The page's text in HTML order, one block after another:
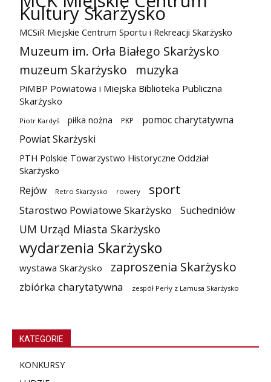
Kultury Skarżysko
MCSiR Miejskie Centrum Sportu i Rekreacji Skarżysko
Muzeum im. Orła Białego Skarżysko
muzeum Skarżysko
muzyka
PiMBP Powiatowa i Miejska Biblioteka Publiczna
Skarżysko
Piotr Kardyś piłka nożna PKP
pomoc charytatywna
Powiat Skarżyski
PTH Polskie Towarzystwo Historyczne Oddział
Skarżysko
Rejów Retro Skarżysko rowery sport
Starostwo Powiatowe Skarżysko Suchedniów
UM Urząd Miasta Skarżysko
wydarzenia Skarżysko
wystawa Skarżysko zaproszenia Skarżysko
zbiórka charytatywna zespół Perły z Lamusa Skarżysko
KATEGORIE
KONKURSY